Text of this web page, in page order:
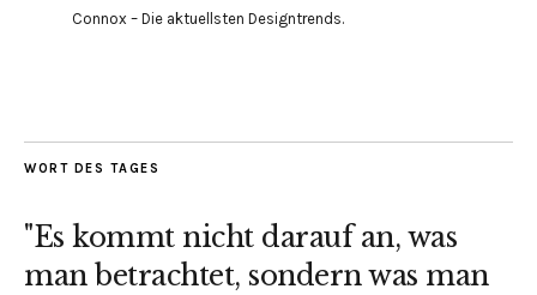
Connox – Die aktuellsten Designtrends.
WORT DES TAGES
"Es kommt nicht darauf an, was
man betrachtet, sondern was man